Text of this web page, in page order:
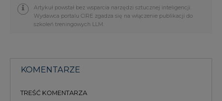
Artykuł powstał bez wsparcia narzędzi sztucznej inteligencji.
Wydawca portalu CIRE zgadza się na włączenie publikacji do
szkoleń treningowych LLM.
KOMENTARZE
TREŚĆ KOMENTARZA